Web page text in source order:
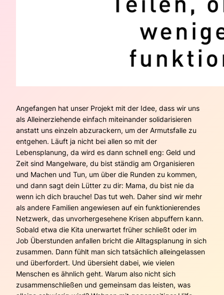
Angefangen hat unser Projekt mit der Idee, dass wir uns
als Alleinerziehende einfach miteinander solidarisieren
anstatt uns einzeln abzurackern, um der Armutsfalle zu
entgehen. Läuft ja nicht bei allen so mit der
Lebensplanung, da wird es dann schnell eng: Geld und
Zeit sind Mangelware, du bist ständig am Organisieren
und Machen und Tun, um über die Runden zu kommen,
und dann sagt dein Lütter zu dir: Mama, du bist nie da
wenn ich dich brauche! Das tut weh. Daher sind wir mehr
als andere Familien angewiesen auf ein funktionierendes
Netzwerk, das unvorhergesehene Krisen abpuffern kann.
Sobald etwa die Kita unerwartet früher schließt oder im
Job Überstunden anfallen bricht die Alltagsplanung in sich
zusammen. Dann fühlt man sich tatsächlich alleingelassen
und überfordert. Und übersieht dabei, wie vielen
Menschen es ähnlich geht. Warum also nicht sich
zusammenschließen und gemeinsam das leisten, was